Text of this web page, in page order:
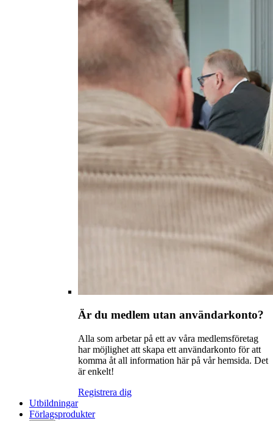
Är du medlem utan användarkonto?
Alla som arbetar på ett av våra medlemsföretag
har möjlighet att skapa ett användarkonto för att
komma åt all information här på vår hemsida. Det
är enkelt!
Registrera dig
Utbildningar
Förlagsprodukter